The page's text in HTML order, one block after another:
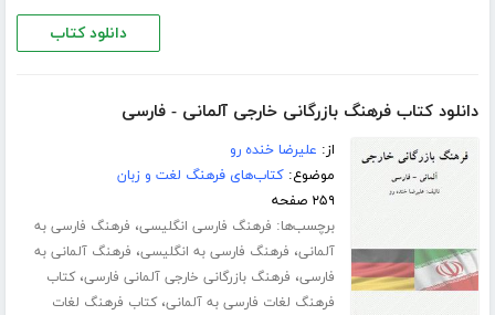
دانلود کتاب
دانلود کتاب فرهنگ بازرگانی خارجی آلمانی - فارسی
از: علیرضا خنده رو
موضوع:کتاب‌های فرهنگ لغت و زبان
۲۵۹ صفحه
برچسب‌ها: فرهنگ فارسی انگلیسی، فرهنگ فارسی به
آلمانی، فرهنگ فارسی به انگلیسی، فرهنگ آلمانی به
فارسی، فرهنگ بازرگانی خارجی آلمانی فارسی،کتاب
فرهنگ لغات فارسی به آلمانی،کتاب فرهنگ لغات